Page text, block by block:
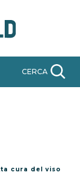
CERCA
cura del viso